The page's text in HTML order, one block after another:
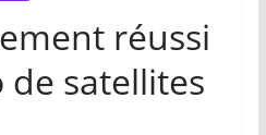
réussi
satellites